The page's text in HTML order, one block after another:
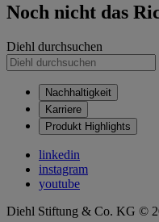
Noch nicht das
Diehl durchsuchen
Nachhaltigkeit
Karriere
Produkt Highlights
linkedin
instagram
youtube
Diehl Stiftung & Co. KG ©